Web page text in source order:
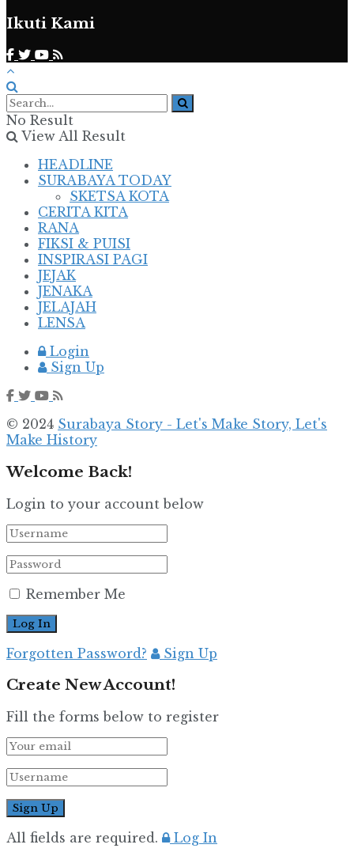
Ikuti Kami
No Result
View All Result
HEADLINE
SURABAYA TODAY
SKETSA KOTA
CERITA KITA
RANA
FIKSI & PUISI
INSPIRASI PAGI
JEJAK
JENAKA
JELAJAH
LENSA
Login
Sign Up
© 2024 Surabaya Story - Let's Make Story, Let's
Make History
Welcome Back!
Login to your account below
Remember Me
Forgotten Password? Sign Up
Create New Account!
Fill the forms below to register
All fields are required. Log In